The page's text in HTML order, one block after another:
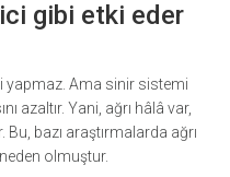
gibi etki eder
yapmaz. Ama sinir sistemi
azaltır. Yani, ağrı hâlâ var,
bazı araştırmalarda ağrı
olmuştur.